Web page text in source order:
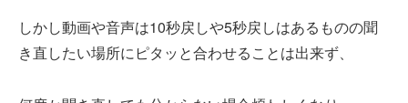
しかし動画や音声は10秒戻しや5秒戻しはあるものの聞
き直したい場所にピタッと合わせることは出来ず、